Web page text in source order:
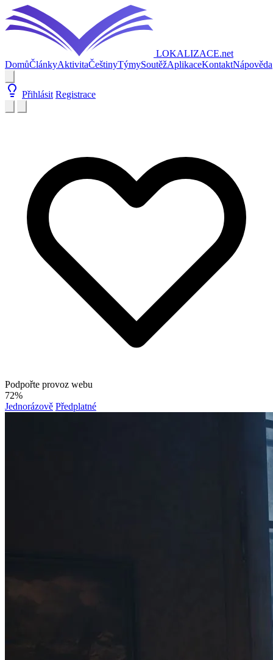
LOKALIZACE.net
DomůČlánkyAktivitaČeštinyTýmySoutěžAplikaceKontaktNápověda
Přihlásit Registrace
Podpořte provoz webu
72%
Jednorázově Předplatné